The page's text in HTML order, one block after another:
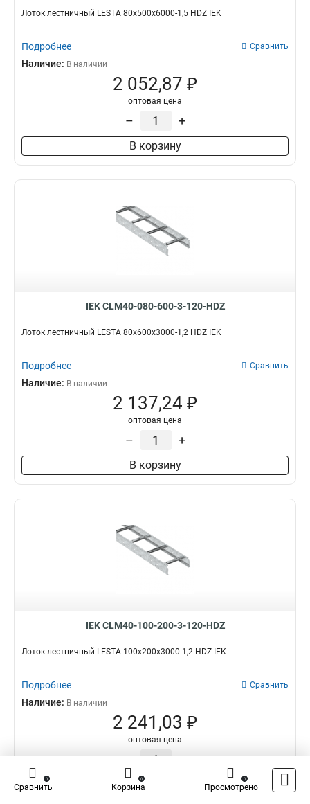
Лоток лестничный LESTA 80х500х6000-1,5 HDZ IEK
Подробнее Сравнить
Наличие: В наличии
2 052,87 ₽
оптовая цена
– +
В корзину
IEK CLM40-080-600-3-120-HDZ
Лоток лестничный LESTA 80х600х3000-1,2 HDZ IEK
Подробнее Сравнить
Наличие: В наличии
2 137,24 ₽
оптовая цена
– +
В корзину
IEK CLM40-100-200-3-120-HDZ
Лоток лестничный LESTA 100х200х3000-1,2 HDZ IEK
Подробнее Сравнить
Наличие: В наличии
2 241,03 ₽
оптовая цена
В корзину
Сравнить
0
Корзина
0
Просмотрено
0